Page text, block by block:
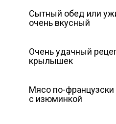
Сытный обед или
очень вкусный
Очень удачный
крылышек
Мясо по-французски
с изюминкой